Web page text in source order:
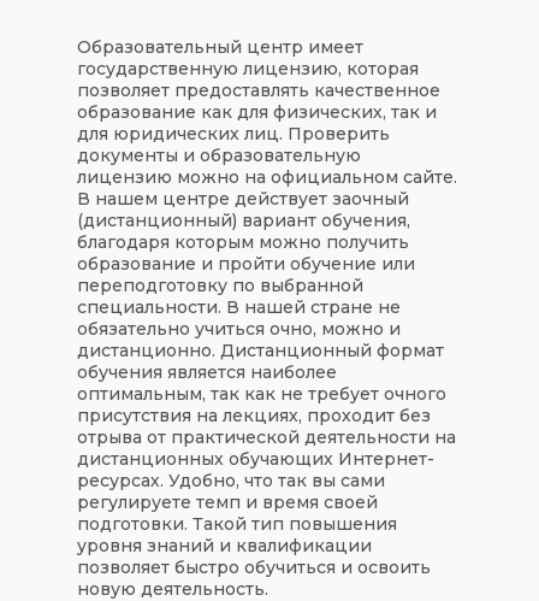
Образовательный центр имеет
государственную лицензию, которая
позволяет предоставлять качественное
образование как для физических, так и
для юридических лиц. Проверить
документы и образовательную
лицензию можно на официальном сайте.
В нашем центре действует заочный
(дистанционный) вариант обучения,
благодаря которым можно получить
образование и пройти обучение или
переподготовку по выбранной
специальности. В нашей стране не
обязательно учиться очно, можно и
дистанционно. Дистанционный формат
обучения является наиболее
оптимальным, так как не требует очного
присутствия на лекциях, проходит без
отрыва от практической деятельности на
дистанционных обучающих Интернет-
ресурсах. Удобно, что так вы сами
регулируете темп и время своей
подготовки. Такой тип повышения
уровня знаний и квалификации
позволяет быстро обучиться и освоить
новую деятельность.